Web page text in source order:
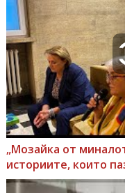
„Мозайка от
историите, които